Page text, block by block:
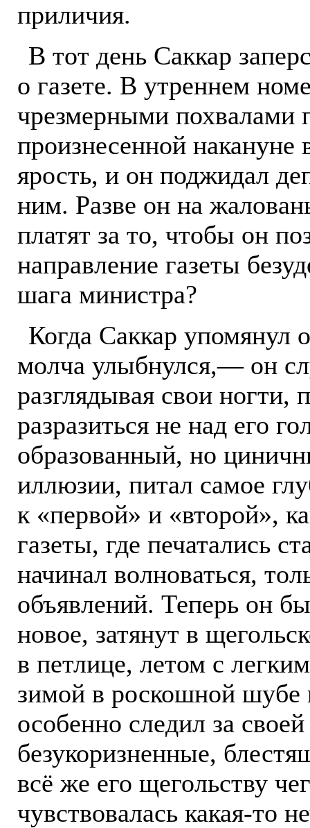
приличия.
В тот день Саккар
о газете. В утреннем
чрезмерными похвалами
произнесенной накануне
ярость, и он поджидал
ним. Разве он на
платят за то, чтобы он
направление газеты
шага министра?
Когда Саккар упомянул
молча улыбнулся,— он
разглядывая свои ногти,
разразиться не над его
образованный, но
иллюзии, питал самое
к «первой» и «второй»,
газеты, где печатались
начинал волноваться,
объявлений. Теперь он
новое, затянут в
в петлице, летом с
зимой в роскошной шубе
особенно следил за
безукоризненные,
всё же его щегольству
чувствовалась какая-то